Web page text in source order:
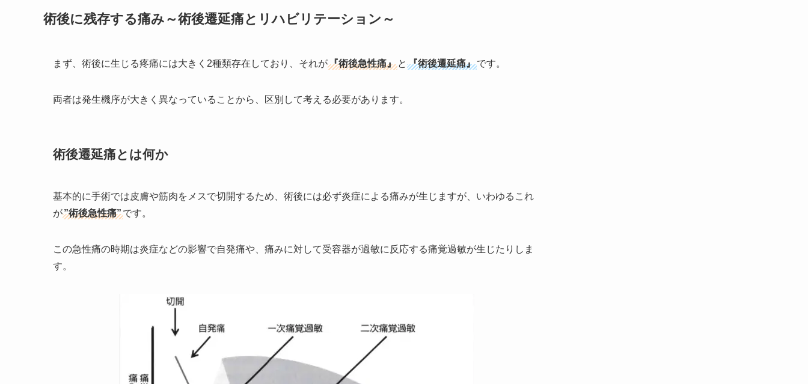
術後に残存する痛み～術後遷延痛とリハビリテーション～
まず、術後に生じる疼痛には大きく2種類存在しており、それが『術後急性痛』 と 『術後遷延痛』です。
両者は発生機序が大きく異なっていることから、区別して考える必要があります。
術後遷延痛とは何か
基本的に手術では皮膚や筋肉をメスで切開するため、術後には必ず炎症による痛みが生じますが、いわゆるこれ
が”術後急性痛”です。
この急性痛の時期は炎症などの影響で自発痛や、痛みに対して受容器が過敏に反応する痛覚過敏が生じたりしま
す。